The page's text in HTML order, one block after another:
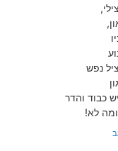
נפש
כבוד והדר
לא!